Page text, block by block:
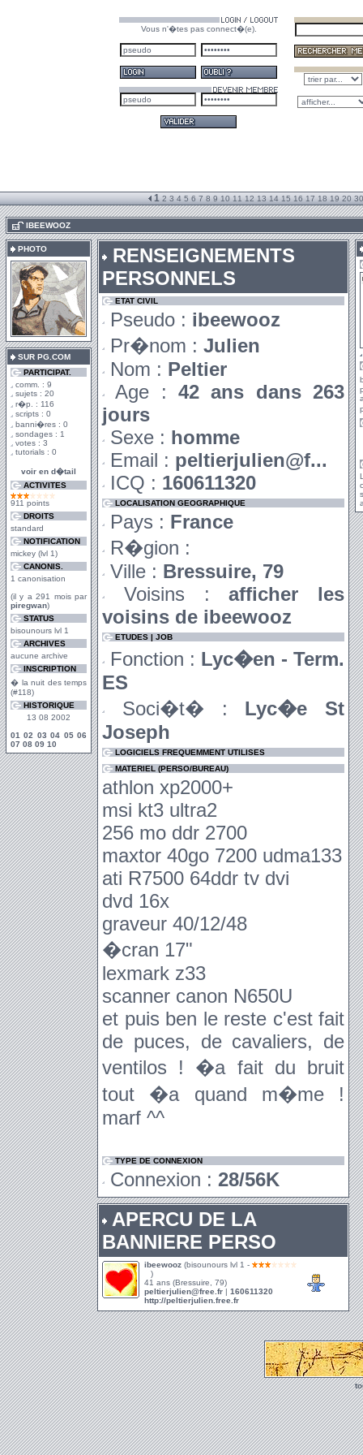
Vous n'�tes pas connect�(e).
1 2 3 4 5 6 7 8 9 10 11 12 13 14 15 16 17 18 19 20 30
IBEEWOOZ
PHOTO
SUR PG.COM
PARTICIPAT.
comm. : 9
sujets : 20
r�p. : 116
scripts : 0
banni�res : 0
sondages : 1
votes : 3
tutorials : 0
voir en d�tail
ACTIVITES
911 points
DROITS
standard
NOTIFICATION
mickey (lvl 1)
CANONIS.
1 canonisation
(il y a 291 mois par
piregwan)
STATUS
bisounours lvl 1
ARCHIVES
aucune archive
INSCRIPTION
� la nuit des temps
(#118)
HISTORIQUE
13 08 2002
01 02 03 04 05 06
07 08 09 10
RENSEIGNEMENTS
PERSONNELS
ETAT CIVIL
Pseudo : ibeewooz
Pr�nom : Julien
Nom : Peltier
Age : 42 ans dans 263
jours
Sexe : homme
Email : peltierjulien@f...
ICQ : 160611320
LOCALISATION GEOGRAPHIQUE
Pays : France
R�gion :
Ville : Bressuire, 79
Voisins :afficher les
voisins de ibeewooz
ETUDES | JOB
Fonction : Lyc�en - Term.
ES
Soci�t� : Lyc�e St
Joseph
LOGICIELS FREQUEMMENT UTILISES
MATERIEL (PERSO/BUREAU)
athlon xp2000+
msi kt3 ultra2
256 mo ddr 2700
maxtor 40go 7200 udma133
ati R7500 64ddr tv dvi
dvd 16x
graveur 40/12/48
�cran 17"
lexmark z33
scanner canon N650U
et puis ben le reste c'est fait
de puces, de cavaliers, de
ventilos ! �a fait du bruit
tout �a quand m�me !
marf ^^
TYPE DE CONNEXION
Connexion : 28/56K
APERCU DE LA
BANNIERE PERSO
ibeewooz (bisounours lvl 1 -
)
41 ans (Bressuire, 79)
peltierjulien@free.fr | 160611320
http://peltierjulien.free.fr